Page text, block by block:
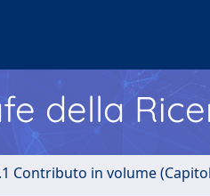
della
Contributo in volume